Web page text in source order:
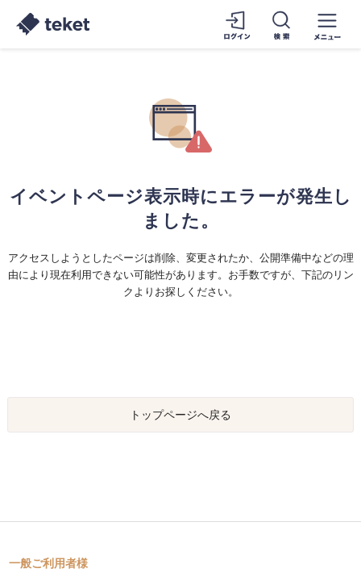
イベントページ表示時にエラーが発生し
ました。
アクセスしようとしたページは削除、変更されたか、公開準備中などの理
由により現在利用できない可能性があります。お手数ですが、下記のリン
クよりお探しください。
トップページへ戻る
一般ご利用者様